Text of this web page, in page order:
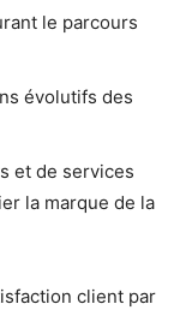
le parcours
évolutifs des
et de services
la marque de la
client par